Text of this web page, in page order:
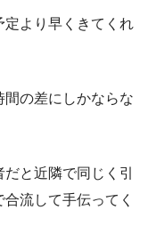
定より早くきてくれ
の差にしかならな
と近隣で同じく引
流して手伝ってく